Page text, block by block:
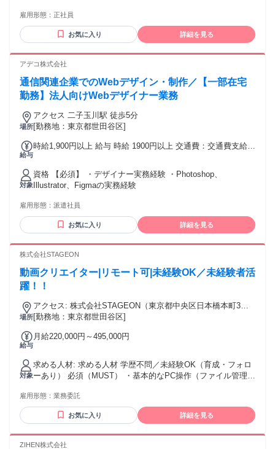
中！ ＝＝＝＝＝＝＝＝＝＝＝＝＝＝ こんな方にピッタリ！ ✅
手に職をつけたい ✅ IT・Web業界に興味がある ✅ 生成AIなど
最新技術を学びたい ✅ 新しいことに挑戦したい ✅ 仲間と一
を身につけて市場価値を上げたい ✅ Web制作やデザインに興
・飲食スタッフ ・接客／販売 ・営業職 ・事務職 ・工場勤務
・フリーター ・主婦（夫） など、 未経験からスタートした
年齢の条件と理由：あり（例外事由3号のイ・30歳未満（長期
勤続によるキャリア形成のため））
雇用形態： 正社員
お気に入り 詳細を見る
アデコ株式会社
通信関連企業でのWebデザイン・制作／【一部在宅
勤務】法人向けWebデザイナー業務
場所
アクセス 二子玉川駅 徒歩5分
[勤務地：東京都世田谷区]
給与
時給1,900円以上 給与 時給 1900円以上 交通費：交通費支給
対象
資格 【必須】 ・デザイナー実務経験 ・Photoshop、
Illustrator、Figmaの実務経験
雇用形態： 派遣社員
お気に入り 詳細を見る
株式会社STAGEON
動画クリエイター|リモート可|未経験OK／未経験者活
躍！！
場所
アクセス: 株式会社STAGEON（東京都中央区日本橋本町3丁
目3-6 ワカ末ビル5階） アクセス：新日本橋駅 徒歩1分／三越
ォローアップ後、在宅勤務（リモート）相談可（必要に応じ
[勤務地：東京都世田谷区]
給与
月給220,000円～495,000円
対象
求める人材: 求める人材 学歴不問／未経験OK（育成・フォロ
ーあり） 必須（MUST） ・基本的なPC操作（ファイル管理、
味があり、継続的に学べる方 ・ノートPCをお持ちの方 歓迎
（WANT） ・Premiere Proでの編集経験（独学・スクール・
実務いずれも可） ・動画撮影経験（カメラ／スマホでも可。
ネイル制作経験
雇用形態： 業務委託
お気に入り 詳細を見る
ZIHEN株式会社